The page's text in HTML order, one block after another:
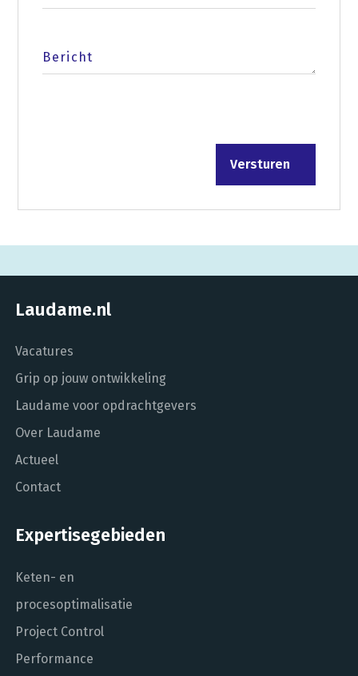
Bericht
Laudame.nl
Vacatures
Grip op jouw ontwikkeling
Laudame voor opdrachtgevers
Over Laudame
Actueel
Contact
Expertisegebieden
Keten- en
procesoptimalisatie
Project Control
Performance